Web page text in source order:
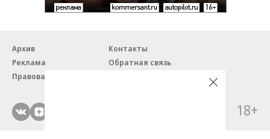
Архив
Контакты
Реклама
Обратная связь
Правовая информация
18+